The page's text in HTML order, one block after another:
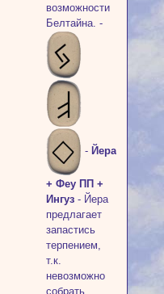
возможности
Белтайна. -
- Йера
+ Феу ПП +
Ингуз- Йера
предлагает
запастись
терпением,
т.к.
невозможно
собрать